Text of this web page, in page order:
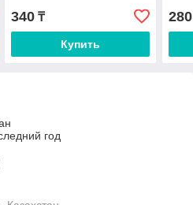
340₸
Купить
280
год